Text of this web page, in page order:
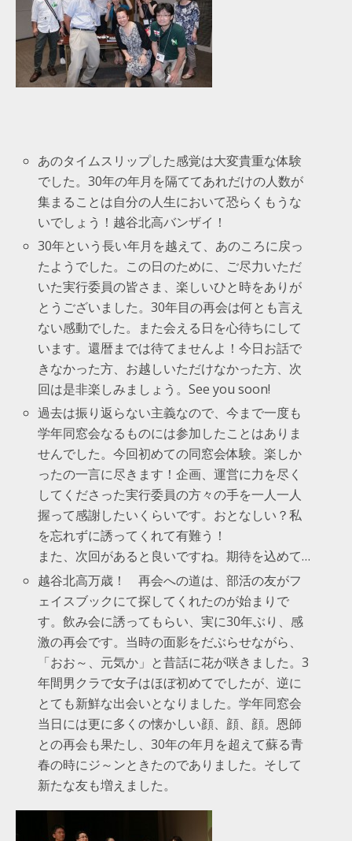
あのタイムスリップした感覚は大変貴重な体験
でした。30年の年月を隔ててあれだけの人数が
集まることは自分の人生において恐らくもうな
いでしょう！越谷北高バンザイ！
30年という長い年月を越えて、あのころに戻っ
たようでした。この日のために、ご尽力いただ
いた実行委員の皆さま、楽しいひと時をありが
とうございました。30年目の再会は何とも言え
ない感動でした。また会える日を心待ちにして
います。還暦までは待てませんよ！今日お話で
きなかった方、お越しいただけなかった方、次
回は是非楽しみましょう。See you soon!
過去は振り返らない主義なので、今まで一度も
学年同窓会なるものには参加したことはありま
せんでした。今回初めての同窓会体験。楽しか
ったの一言に尽きます！企画、運営に力を尽く
してくださった実行委員の方々の手を一人一人
握って感謝したいくらいです。おとなしい？私
を忘れずに誘ってくれて有難う！
また、次回があると良いですね。期待を込めて…
越谷北高万歳！ 再会への道は、部活の友がフ
ェイスブックにて探してくれたのが始まりで
す。飲み会に誘ってもらい、実に30年ぶり、感
激の再会です。当時の面影をだぶらせながら、
「おお～、元気か」と昔話に花が咲きました。3
年間男クラで女子はほぼ初めてでしたが、逆に
とても新鮮な出会いとなりました。学年同窓会
当日には更に多くの懐かしい顔、顔、顔。恩師
との再会も果たし、30年の年月を超えて蘇る青
春の時にジ～ンときたのでありました。そして
新たな友も増えました。